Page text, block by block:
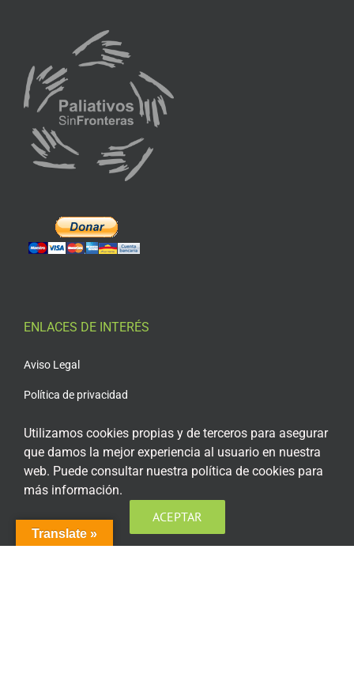
ENLACES DE INTERÉS
Aviso Legal
Política de privacidad
Política de cookies
Condiciones generales de contratación
Acceso plataforma de teleformación
Translate »
Utilizamos cookies propias y de terceros para asegurar
que damos la mejor experiencia al usuario en nuestra
web. Puede consultar nuestra política de cookies para
más información.
ACEPTAR